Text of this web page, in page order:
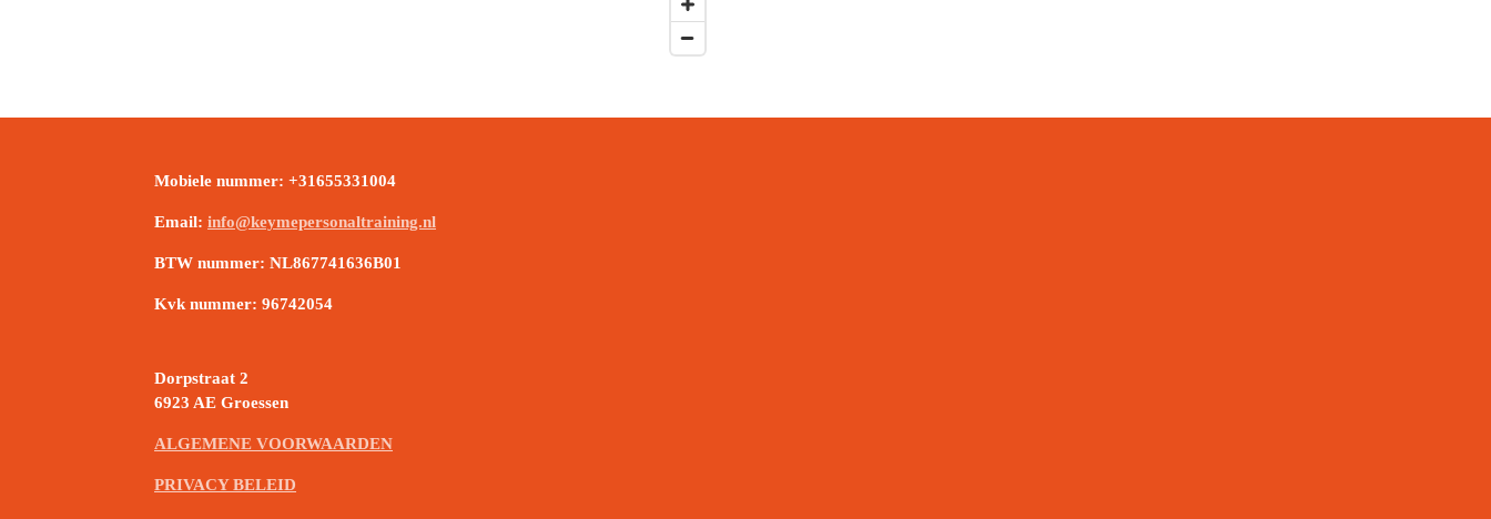
Mobiele nummer: +31655331004
Email: info@keymepersonaltraining.nl
BTW nummer: NL867741636B01
Kvk nummer: 96742054
Dorpstraat 2
6923 AE Groessen
ALGEMENE VOORWAARDEN
PRIVACY BELEID